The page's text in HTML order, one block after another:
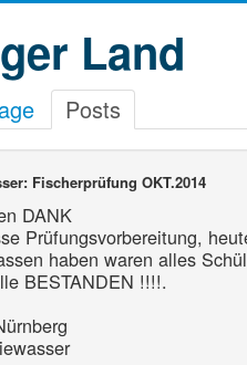
Land
Posts
Fischerprüfung OKT.2014
DANK
Prüfungsvorbereitung,
haben waren alles
BESTANDEN !!!!.